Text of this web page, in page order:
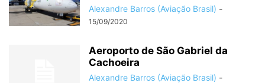
Alexandre Barros (Aviação Brasil) -
15/09/2020
Aeroporto de São Gabriel da
Cachoeira
Alexandre Barros (Aviação Brasil) -